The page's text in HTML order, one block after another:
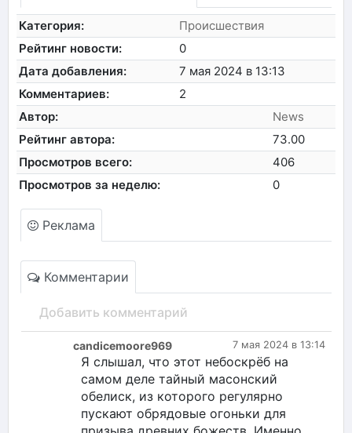
Категория:
Происшествия
Рейтинг новости:
0
Дата добавления:
7 мая 2024 в 13:13
Комментариев:
2
Автор:
News
Рейтинг автора:
73.00
Просмотров всего:
406
Просмотров за неделю:
0
Реклама
Комментарии
Добавить комментарий
7 мая 2024 в 13:14
candicemoore969
Я слышал, что этот небоскрёб на
самом деле тайный масонский
обелиск, из которого регулярно
пускают обрядовые огоньки для